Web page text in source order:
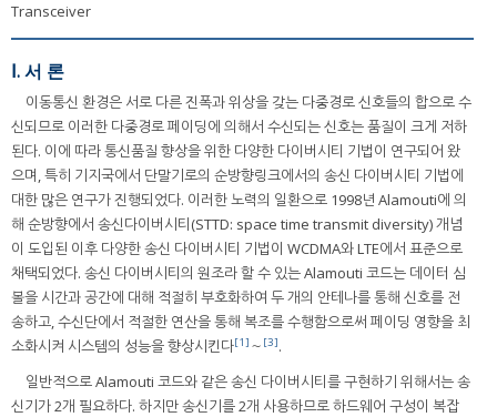
Transceiver
Ⅰ. 서 론
이동통신 환경은 서로 다른 진폭과 위상을 갖는 다중경로 신호들의 합으로 수
신되므로 이러한 다중경로 페이딩에 의해서 수신되는 신호는 품질이 크게 저하
된다. 이에 따라 통신품질 향상을 위한 다양한 다이버시티 기법이 연구되어 왔
으며, 특히 기지국에서 단말기로의 순방향링크에서의 송신 다이버시티 기법에
대한 많은 연구가 진행되었다. 이러한 노력의 일환으로 1998년 Alamouti에 의
해 순방향에서 송신다이버시티(STTD: space time transmit diversity) 개념
이 도입된 이후 다양한 송신 다이버시티 기법이 WCDMA와 LTE에서 표준으로
채택되었다. 송신 다이버시티의 원조라 할 수 있는 Alamouti 코드는 데이터 심
볼을 시간과 공간에 대해 적절히 부호화하여 두 개의 안테나를 통해 신호를 전
송하고, 수신단에서 적절한 연산을 통해 복조를 수행함으로써 페이딩 영향을 최
소화시켜 시스템의 성능을 향상시킨다[1] ～ [3].
일반적으로 Alamouti 코드와 같은 송신 다이버시티를 구현하기 위해서는 송
신기가 2개 필요하다. 하지만 송신기를 2개 사용하므로 하드웨어 구성이 복잡